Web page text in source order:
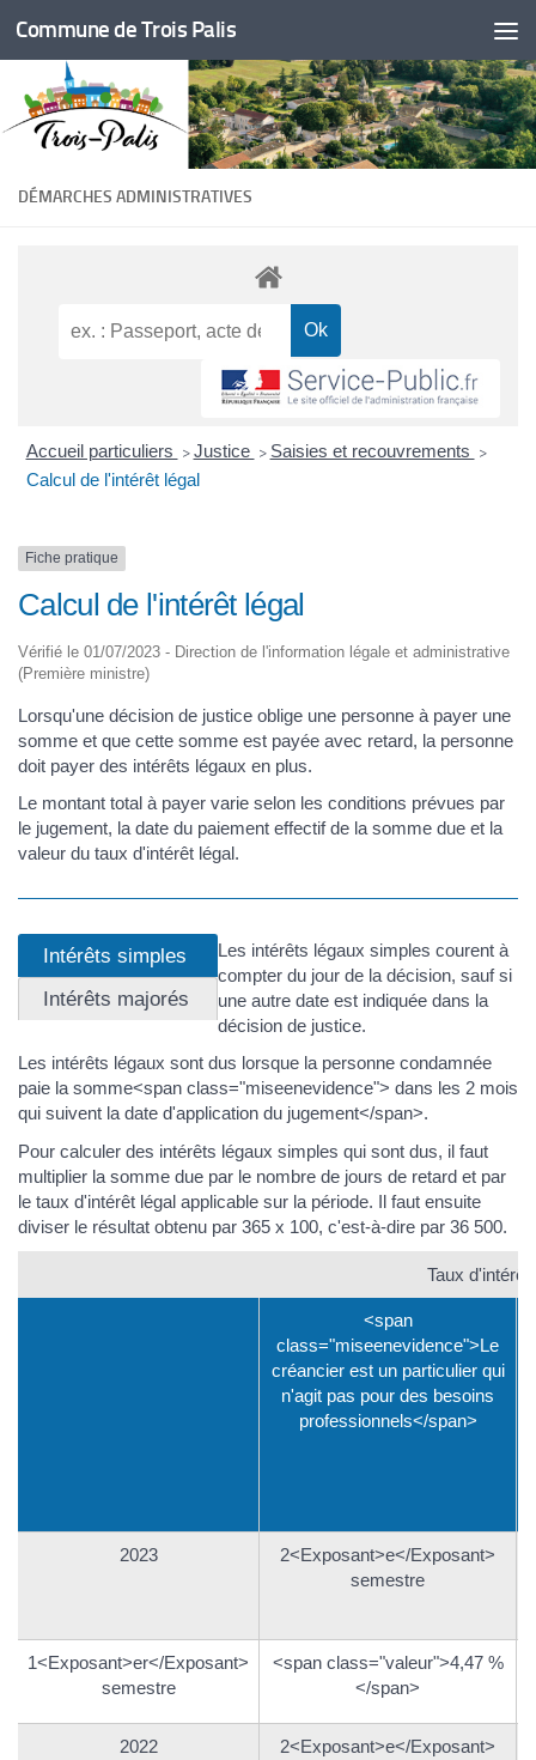
Skip to content
Commune de Trois Palis
DÉMARCHES ADMINISTRATIVES
Accueil particuliers > Justice > Saisies et recouvrements >
Calcul de l'intérêt légal
Fiche pratique
Calcul de l'intérêt légal
Vérifié le 01/07/2023 - Direction de l'information légale et administrative
(Première ministre)
Lorsqu'une décision de justice oblige une personne à payer une
somme et que cette somme est payée avec retard, la personne
doit payer des intérêts légaux en plus.
Le montant total à payer varie selon les conditions prévues par
le jugement, la date du paiement effectif de la somme due et la
valeur du taux d'intérêt légal.
Intérêts simples
Intérêts majorés
Les intérêts légaux simples courent à
compter du jour de la décision, sauf si
une autre date est indiquée dans la
décision de justice.
Les intérêts légaux sont dus lorsque la personne condamnée
paie la somme<span class="miseenevidence"> dans les 2 mois
qui suivent la date d'application du jugement</span>.
Pour calculer des intérêts légaux simples qui sont dus, il faut
multiplier la somme due par le nombre de jours de retard et par
le taux d'intérêt légal applicable sur la période. Il faut ensuite
diviser le résultat obtenu par 365 x 100, c'est-à-dire par 36 500.
Taux d'intérêt
<span
class="miseenevidence">Le
créancier est un particulier qui
n'agit pas pour des besoins
professionnels</span>
2023
2<Exposant>e</Exposant>
semestre
1<Exposant>er</Exposant>
semestre
<span class="valeur">4,47 %
</span>
2022
2<Exposant>e</Exposant>